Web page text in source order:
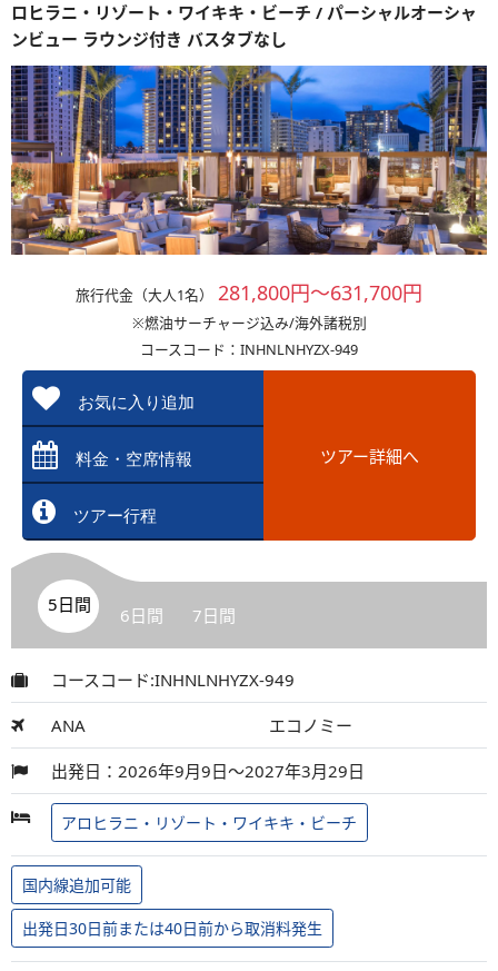
ロヒラニ・リゾート・ワイキキ・ビーチ / パーシャルオーシャ
ンビュー ラウンジ付き バスタブなし
旅行代金（大人1名） 281,800円～631,700円
※燃油サーチャージ込み/海外諸税別
コースコード：INHNLNHYZX-949
お気に入り追加
料金・空席情報
ツアー行程
ツアー詳細へ
5日間 6日間 7日間
コースコード:INHNLNHYZX-949
ANA エコノミー
出発日：2026年9月9日～2027年3月29日
アロヒラニ・リゾート・ワイキキ・ビーチ
国内線追加可能
出発日30日前または40日前から取消料発生